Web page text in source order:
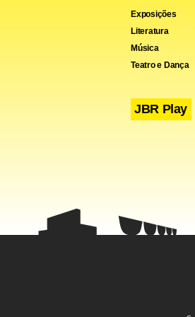
Exposições
Literatura
Música
Teatro e Dança
JBR Play